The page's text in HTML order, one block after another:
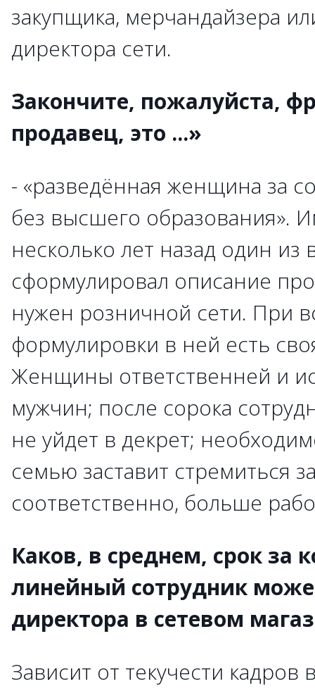
закупщика, мерчандайзера
директора сети.
Закончите, пожалуйста,
продавец, это ...»
- «разведённая женщина за
без высшего образования».
несколько лет назад один из
сформулировал описание
нужен розничной сети. При
формулировки в ней есть
Женщины ответственней и
мужчин; после сорока
не уйдет в декрет;
семью заставит стремиться
соответственно, больше
Каков, в среднем, срок за
линейный сотрудник
директора в сетевом
Зависит от текучести кадров